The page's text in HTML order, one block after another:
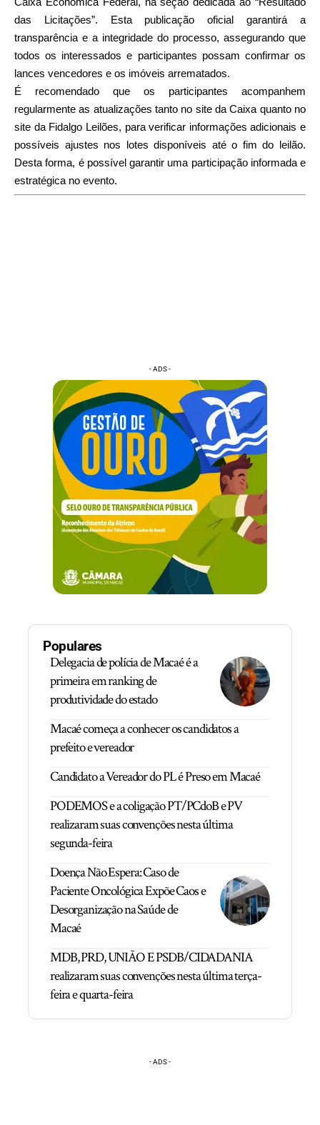
das Licitações”. Esta publicação oficial garantirá a
transparência e a integridade do processo, assegurando que
todos os interessados e participantes possam confirmar os
lances vencedores e os imóveis arrematados.
É recomendado que os participantes acompanhem
regularmente as atualizações tanto no site da Caixa quanto no
site da Fidalgo Leilões, para verificar informações adicionais e
possíveis ajustes nos lotes disponíveis até o fim do leilão.
Desta forma, é possível garantir uma participação informada e
estratégica no evento.
- ADS -
Populares
Delegacia de polícia de Macaé é a
primeira em ranking de
produtividade do estado
Macaé começa a conhecer os candidatos a
prefeito e vereador
Candidato a Vereador do PL é Preso em Macaé
PODEMOS e a coligação PT/PCdoB e PV
realizaram suas convenções nesta última
segunda-feira
Doença Não Espera: Caso de
Paciente Oncológica Expõe Caos e
Desorganização na Saúde de
Macaé
MDB, PRD, UNIÃO E PSDB/CIDADANIA
realizaram suas convenções nesta última terça-
feira e quarta-feira
- ADS -